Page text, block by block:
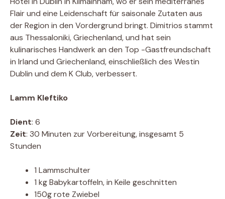
Flair und eine Leidenschaft für saisonale Zutaten aus
der Region in den Vordergrund bringt. Dimitrios stammt
aus Thessaloniki, Griechenland, und hat sein
kulinarisches Handwerk an den Top -Gastfreundschaft
in Irland und Griechenland, einschließlich des Westin
Dublin und dem K Club, verbessert.
Lamm Kleftiko
Dient: 6
Zeit: 30 Minuten zur Vorbereitung, insgesamt 5
Stunden
1 Lammschulter
1 kg Babykartoffeln, in Keile geschnitten
150g rote Zwiebel